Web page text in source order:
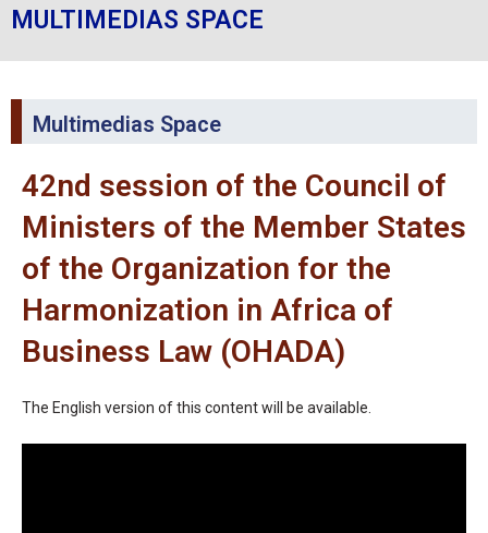
MULTIMEDIAS SPACE
Multimedias Space
42nd session of the Council of
Ministers of the Member States
of the Organization for the
Harmonization in Africa of
Business Law (OHADA)
The English version of this content will be available.